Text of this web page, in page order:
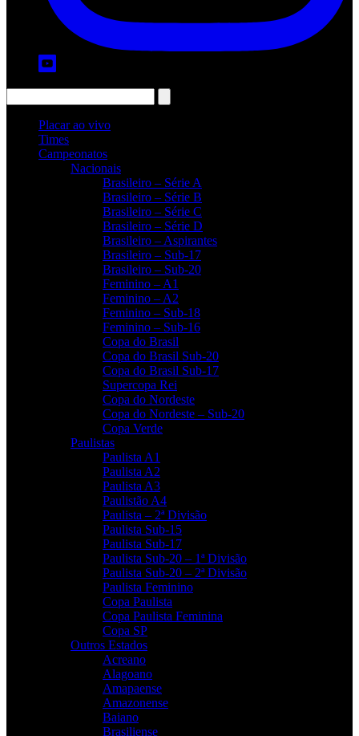
Placar ao vivo
Times
Campeonatos
Nacionais
Brasileiro – Série A
Brasileiro – Série B
Brasileiro – Série C
Brasileiro – Série D
Brasileiro – Aspirantes
Brasileiro – Sub-17
Brasileiro – Sub-20
Feminino – A1
Feminino – A2
Feminino – Sub-18
Feminino – Sub-16
Copa do Brasil
Copa do Brasil Sub-20
Copa do Brasil Sub-17
Supercopa Rei
Copa do Nordeste
Copa do Nordeste – Sub-20
Copa Verde
Paulistas
Paulista A1
Paulista A2
Paulista A3
Paulistão A4
Paulista – 2ª Divisão
Paulista Sub-15
Paulista Sub-17
Paulista Sub-20 – 1ª Divisão
Paulista Sub-20 – 2ª Divisão
Paulista Feminino
Copa Paulista
Copa Paulista Feminina
Copa SP
Outros Estados
Acreano
Alagoano
Amapaense
Amazonense
Baiano
Brasiliense